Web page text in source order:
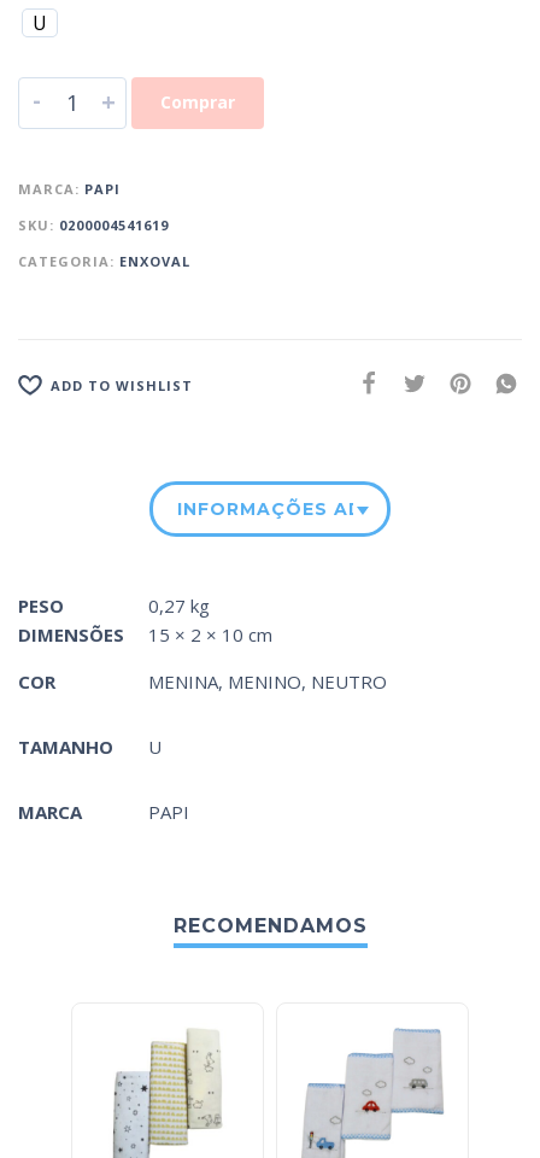
U
- + Comprar
MARCA: PAPI
SKU: 0200004541619
CATEGORIA: ENXOVAL
ADD TO WISHLIST
INFORMAÇÕES ADICIONAIS
PESO
0,27 kg
DIMENSÕES
15 × 2 × 10 cm
COR
MENINA, MENINO, NEUTRO
TAMANHO U
MARCA PAPI
RECOMENDAMOS